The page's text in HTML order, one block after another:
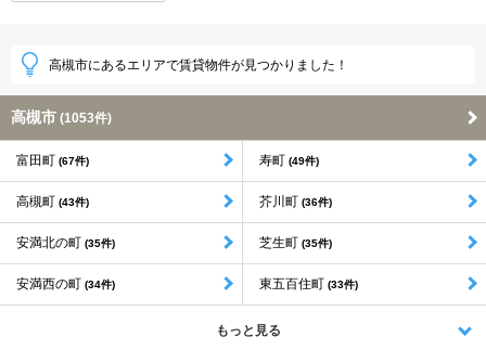
高槻市にあるエリアで賃貸物件が見つかりました！
高槻市 (1053件)
富田町 (67件) 寿町 (49件)
高槻町 (43件) 芥川町 (36件)
安満北の町 (35件) 芝生町 (35件)
安満西の町 (34件) 東五百住町 (33件)
もっと見る